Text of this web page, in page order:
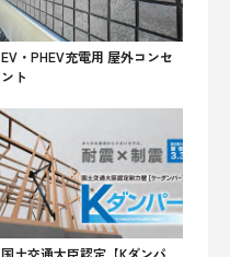
EV・PHEV充電用 屋外コンセ
ント